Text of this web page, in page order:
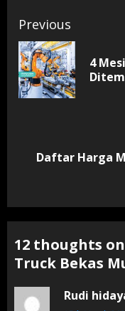
Continue
Reading
Previous
4
NextDaftar Harga
12 thoughts on
Truck Bekas
Rudi